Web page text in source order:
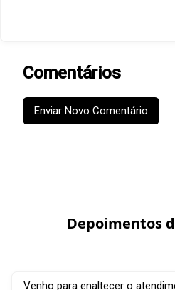
Comentários
Enviar Novo Comentário
Depoimentos
Venho para enaltecer o